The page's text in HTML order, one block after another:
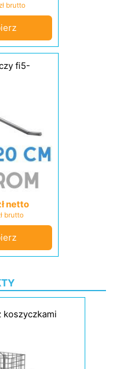
brutto
fi5-
netto
brutto
koszyczkami